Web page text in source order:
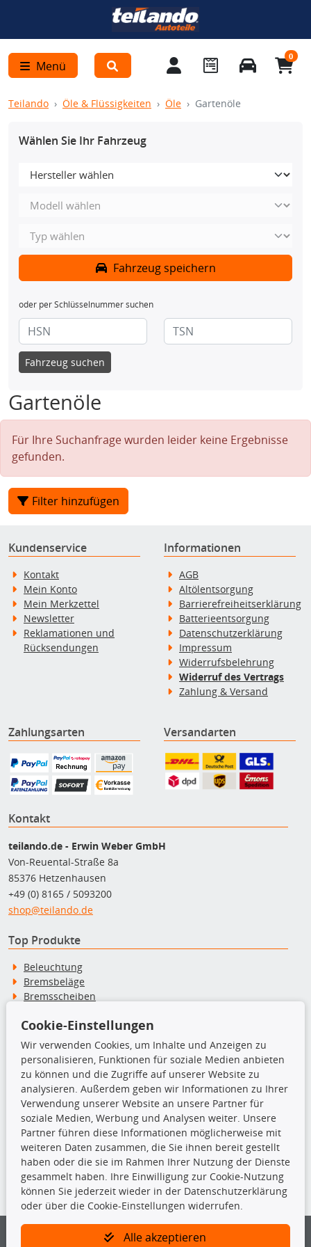
Menü
0
Teilando Öle & Flüssigkeiten Öle Gartenöle
Wählen Sie Ihr Fahrzeug
Fahrzeug speichern
oder per Schlüsselnummer suchen
Fahrzeug suchen
Gartenöle
Für Ihre Suchanfrage wurden leider keine Ergebnisse
gefunden.
Filter hinzufügen
Kundenservice
Kontakt
Mein Konto
Mein Merkzettel
Newsletter
Reklamationen und
Rücksendungen
Informationen
AGB
Altölentsorgung
Barrierefreiheitserklärung
Batterieentsorgung
Datenschutzerklärung
Impressum
Widerrufsbelehrung
Widerruf des Vertrags
Zahlung & Versand
Zahlungsarten Versandarten
Kontakt
teilando.de - Erwin Weber GmbH
Von-Reuental-Straße 8a
85376 Hetzenhausen
+49 (0) 8165 / 5093200
shop@teilando.de
Top Produkte
Beleuchtung
Bremsbeläge
Bremsscheiben
Querlenker
Radlager
Stoßdämpfer
TecDoc Inside
Die hier angezeigten Daten insbesondere die gesamte Datenbank dürfen
nicht kopiert werden.
Es ist zu unterlassen, die Daten oder die gesamte Datenbank ohne
vorherige Zustimmung von TecDoc zu vervielfältigen, zu verbreiten
und/oder diese Handlungen durch Dritte ausführen zu lassen. Ein
Cookie-Einstellungen
Wir verwenden Cookies, um Inhalte und Anzeigen zu
personalisieren, Funktionen für soziale Medien anbieten
zu können und die Zugriffe auf unserer Website zu
analysieren. Außerdem geben wir Informationen zu Ihrer
Verwendung unserer Website an unsere Partner für
soziale Medien, Werbung und Analysen weiter. Unsere
Partner führen diese Informationen möglicherweise mit
weiteren Daten zusammen, die Sie ihnen bereit gestellt
haben oder die sie im Rahmen Ihrer Nutzung der Dienste
gesammelt haben. Ihre Einwilligung zur Cookie-Nutzung
können Sie jederzeit wieder in der Datenschutzerklärung
oder über die Cookie-Einstellungen widerrufen.
Alle akzeptieren